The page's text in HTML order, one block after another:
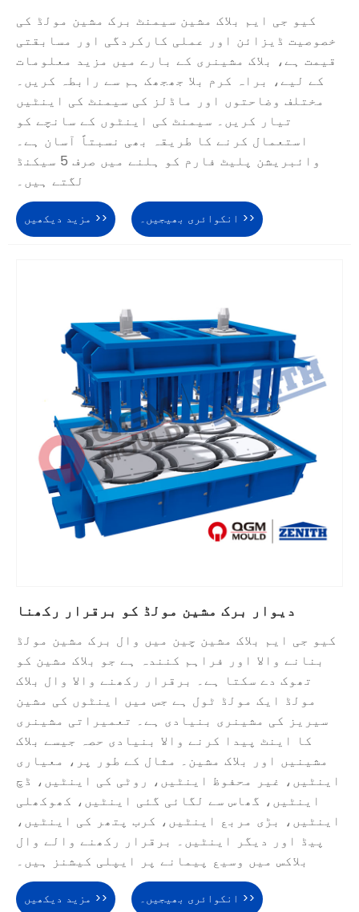
کیو جی ایم بلاک مشین سیمنٹ برک مشین مولڈ کی
خصوصیت ڈیزائن اور عملی کارکردگی اور مسابقتی
قیمت ہے، بلاک مشینری کے بارے میں مزید معلومات
کے لیے، براہ کرم بلا جھجھک ہم سے رابطہ کریں۔
مختلف وضاحتوں اور ماڈلز کی سیمنٹ کی اینٹیں
تیار کریں۔ سیمنٹ کی اینٹوں کے سانچے کو
استعمال کرنے کا طریقہ بھی نسبتاً آسان ہے۔
وائبریشن پلیٹ فارم کو ہلنے میں صرف 5 سیکنڈ
لگتے ہیں۔
مزید دیکھیں >> انکوائری بھیجیں۔ >>
دیوار برک مشین مولڈ کو برقرار رکھنا
کیو جی ایم بلاک مشین چین میں وال برک مشین مولڈ
بنانے والا اور فراہم کنندہ ہے جو بلاک مشین کو
تھوک دے سکتا ہے۔ برقرار رکھنے والا وال بلاک
مولڈ ایک مولڈ ٹول ہے جس میں اینٹوں کی مشین
سیریز کی مشینری بنیادی ہے۔ تعمیراتی مشینری
کا اینٹ پیدا کرنے والا بنیادی حصہ جیسے بلاک
مشینیں اور بلاک مشین۔ مثال کے طور پر، معیاری
اینٹیں، غیر محفوظ اینٹیں، روٹی کی اینٹیں، ڈچ
اینٹیں، گھاس سے لگائی گئی اینٹیں، کھوکھلی
اینٹیں، بڑی مربع اینٹیں، کرب پتھر کی اینٹیں،
پیڈ اور دیگر اینٹیں۔ برقرار رکھنے والے وال
بلاکس میں وسیع پیمانے پر ایپلی کیشنز ہیں۔
مزید دیکھیں >> انکوائری بھیجیں۔ >>